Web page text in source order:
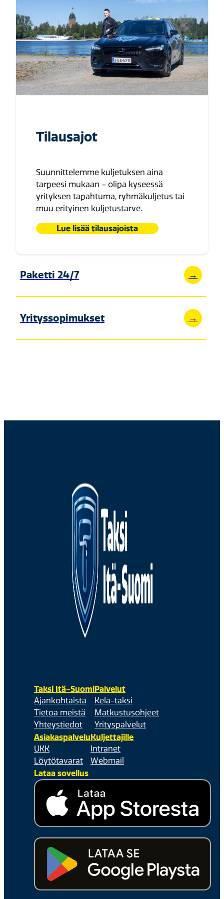
Tilausajot
Suunnittelemme kuljetuksen aina
tarpeesi mukaan – olipa kyseessä
yrityksen tapahtuma, ryhmäkuljetus tai
muu erityinen kuljetustarve.
Lue lisää tilausajoista
Paketti 24/7 →
Yrityssopimukset →
Taksi Itä-Suomi
Ajankohtaista
Tietoa meistä
Yhteystiedot
Palvelut
Kela-taksi
Matkustusohjeet
Yrityspalvelut
Asiakaspalvelu
UKK
Löytötavarat
Kuljettajille
Intranet
Webmail
Lataa sovellus